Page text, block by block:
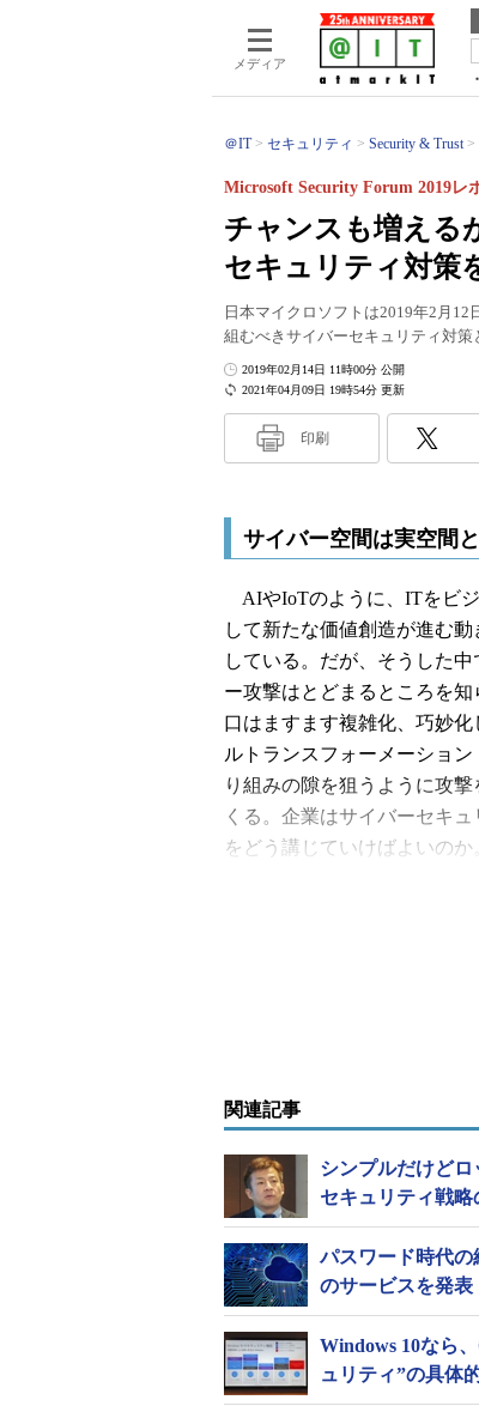
メディア
＠IT セキュリティ Security & Trust
チャンスも増え
セキュリティ対策
Microsoft Security Forum 2019レ
日本マイクロソフトは2019年2月12
組むべきサイバーセキュリティ対策
2021年04月09日 19時54分 更新
2019年02月14日 11時00分 公開
印刷
サイバー空間は実空間
AIやIoTのように、ITをビ
して新たな価値創造が進む
している。だが、そうした
ー攻撃はとどまるところを知
口はますます複雑化、巧妙化
ルトランスフォーメーション
り組みの隙を狙うように攻撃
くる。企業はサイバーセキ
をどう講じていけばよいのか
マイクロソフトのセキュリ
「Microsoft Security Forum
また、それを受けて、日本
ージャ セキュリティプロダ
べきサイバーセキュリティ
NISCの山内氏はまず、「サ
などの「移動」、スマート
ように、IoTやAI、ロボティ
関連記事
シンプルだけど
セキュリティ戦略
パスワード時代
のサービスを発表
Windows 10なら
ュリティ”の具体